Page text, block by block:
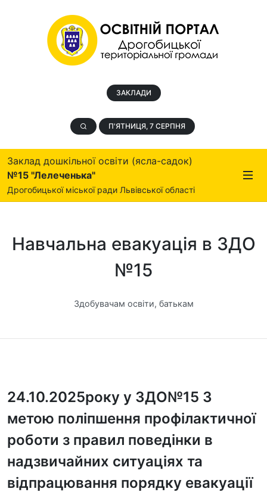
ЗАКЛАДИ
П'ЯТНИЦЯ, 7 СЕРПНЯ
Заклад дошкільної освіти (ясла-садок)
№15 "Лелеченька"
Дрогобицької міської ради Львівської області
Навчальна евакуація в ЗДО
№15
Здобувачам освіти, батькам
24.10.2025року у ЗДО№15 З
метою поліпшення профілактичної
роботи з правил поведінки в
надзвичайних ситуаціях та
відпрацювання порядку евакуації